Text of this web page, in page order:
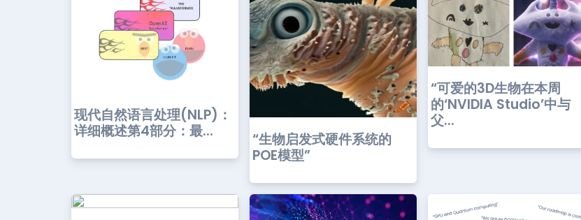
现代自然语言处理(NLP)：
详细概述第4部分：最...
“生物启发式硬件系统的
POE模型”
“可爱的3D生物在本周
的‘NVIDIA Studio’中与
父...